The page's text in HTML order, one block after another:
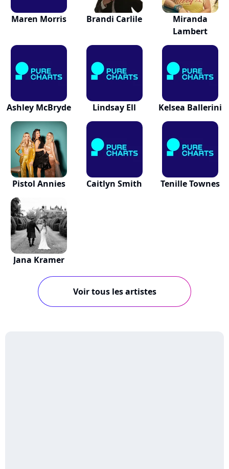
Maren Morris Brandi Carlile
Miranda
Lambert
Ashley McBryde Lindsay Ell Kelsea Ballerini
Pistol Annies Caitlyn Smith Tenille Townes
Jana Kramer
Voir tous les artistes